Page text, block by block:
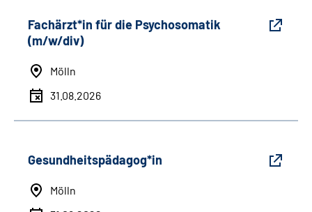
Fachärzt*in für die Psychosomatik
(m/w/div)
Mölln
31.08.2026
Gesundheitspädagog*in
Mölln